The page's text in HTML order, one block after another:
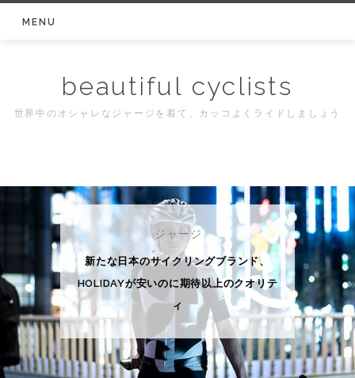
MENU
beautiful cyclists
世界中のオシャレなジャージを着て、カッコよくライドしましょう
ジャージ
新たな日本のサイクリングブランド、
HOLIDAYが安いのに期待以上のクオリテ
ィ